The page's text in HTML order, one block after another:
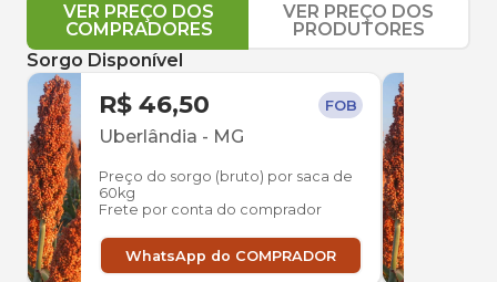
VER PREÇO DOS
COMPRADORES
VER PREÇO DOS
PRODUTORES
Sorgo Disponível
R$ 46,50 FOB
Uberlândia - MG
Preço do sorgo (bruto) por saca de
60kg
Frete por conta do comprador
WhatsApp do COMPRADOR